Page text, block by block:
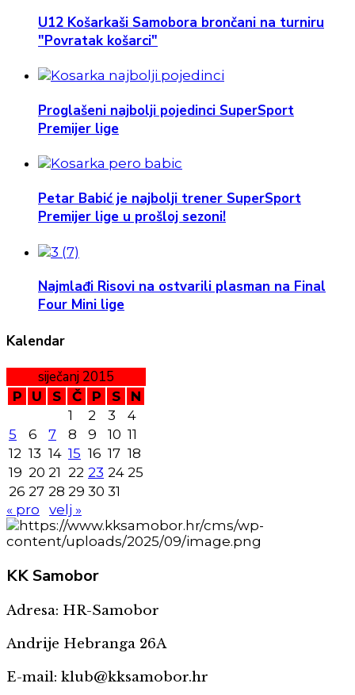
U12 Košarkaši Samobora brončani na turniru
"Povratak košarci"
Proglašeni najbolji pojedinci SuperSport
Premijer lige
Petar Babić je najbolji trener SuperSport
Premijer lige u prošloj sezoni!
Najmlađi Risovi na ostvarili plasman na Final
Four Mini lige
Kalendar
siječanj 2015
P U S Č P S
N
1
2 3
4
5
6 7 8 9 10 11
12 13 14 15 16 17 18
19 20 21 22 23 24 25
26 27 28 29 30 31
« pro
velj »
KKSamobor
Adresa: HR-Samobor
Andrije Hebranga 26A
E-mail: klub@kksamobor.hr